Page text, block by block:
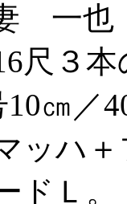
一也
尺３
10㎝／
ッハ
ドＬ